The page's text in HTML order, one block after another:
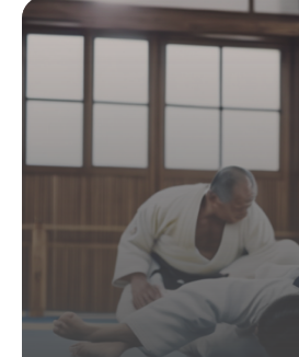
le palmarès